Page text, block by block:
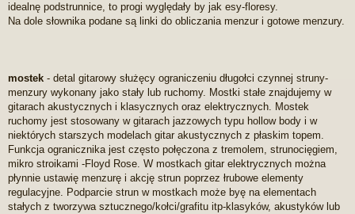
idealnę podstrunnice, to progi wyględały by jak esy-floresy.
Na dole słownika podane są linki do obliczania menzur i gotowe menzury.
mostek - detal gitarowy służęcy ograniczeniu długołci czynnej struny-
menzury wykonany jako stały lub ruchomy. Mostki stałe znajdujemy w
gitarach akustycznych i klasycznych oraz elektrycznych. Mostek
ruchomy jest stosowany w gitarach jazzowych typu hollow body i w
niektórych starszych modelach gitar akustycznych z płaskim topem.
Funkcja ogranicznika jest często połęczona z tremolem, strunocięgiem,
mikro stroikami -Floyd Rose. W mostkach gitar elektrycznych można
płynnie ustawię menzurę i akcję strun poprzez łrubowe elementy
regulacyjne. Podparcie strun w mostkach może byę na elementach
stałych z tworzywa sztucznego/kołci/grafitu itp-klasyków, akustyków lub